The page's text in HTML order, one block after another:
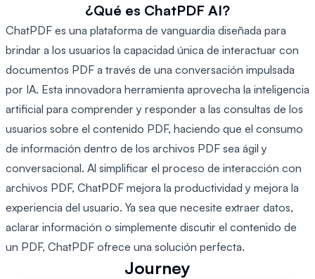
¿Qué es ChatPDF AI?
ChatPDF es una plataforma de vanguardia diseñada para
brindar a los usuarios la capacidad única de interactuar con
documentos PDF a través de una conversación impulsada
por IA. Esta innovadora herramienta aprovecha la inteligencia
artificial para comprender y responder a las consultas de los
usuarios sobre el contenido PDF, haciendo que el consumo
de información dentro de los archivos PDF sea ágil y
conversacional. Al simplificar el proceso de interacción con
archivos PDF, ChatPDF mejora la productividad y mejora la
experiencia del usuario. Ya sea que necesite extraer datos,
aclarar información o simplemente discutir el contenido de
un PDF, ChatPDF ofrece una solución perfecta.
Journey